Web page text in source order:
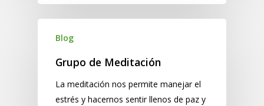
Blog
Grupo de Meditación
La meditación nos permite manejar el
estrés y hacernos sentir llenos de paz y